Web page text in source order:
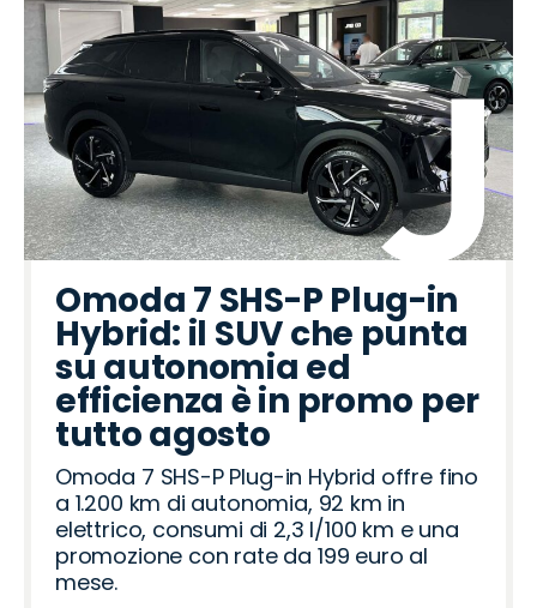
Omoda 7 SHS-P Plug-in
Hybrid: il SUV che punta
su autonomia ed
efficienza è in promo per
tutto agosto
Omoda 7 SHS-P Plug-in Hybrid offre fino
a 1.200 km di autonomia, 92 km in
elettrico, consumi di 2,3 l/100 km e una
promozione con rate da 199 euro al
mese.